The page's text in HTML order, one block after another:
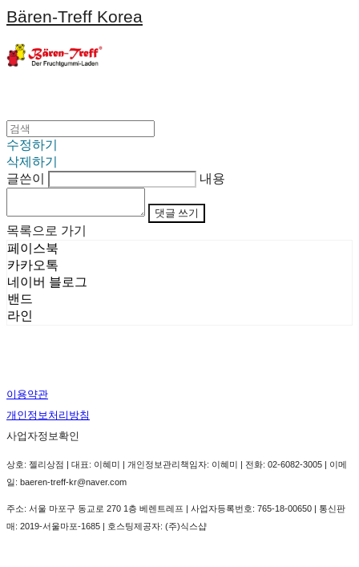
Bären-Treff Korea
수정하기
삭제하기
글쓴이
내용
댓글 쓰기
목록으로 가기
페이스북
카카오톡
네이버 블로그
밴드
라인
이용약관
개인정보처리방침
사업자정보확인
상호: 젤리상점 | 대표: 이혜미 | 개인정보관리책임자: 이혜미 | 전화: 02-6082-3005 | 이메
일: baeren-treff-kr@naver.com
주소: 서울 마포구 동교로 270 1층 베렌트레프 | 사업자등록번호: 765-18-00650 | 통신판
매: 2019-서울마포-1685 | 호스팅제공자: (주)식스샵